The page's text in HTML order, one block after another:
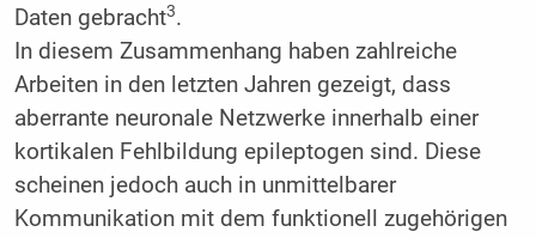
Daten gebracht3.
In diesem Zusammenhang haben zahlreiche
Arbeiten in den letzten Jahren gezeigt, dass
aberrante neuronale Netzwerke innerhalb einer
kortikalen Fehlbildung epileptogen sind. Diese
scheinen jedoch auch in unmittelbarer
Kommunikation mit dem funktionell zugehörigen